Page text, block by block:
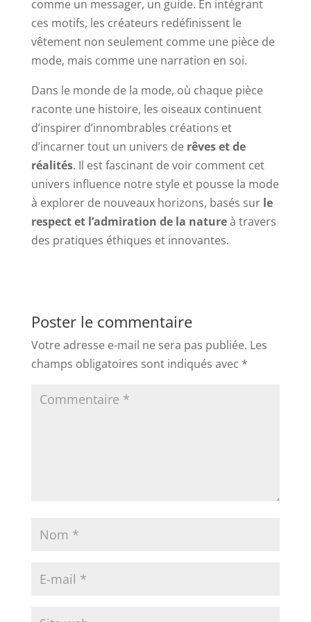
comme un messager, un guide. En intégrant
ces motifs, les créateurs redéfinissent le
vêtement non seulement comme une pièce de
mode, mais comme une narration en soi.
Dans le monde de la mode, où chaque pièce
raconte une histoire, les oiseaux continuent
d’inspirer d’innombrables créations et
d’incarner tout un univers de rêves et de
réalités. Il est fascinant de voir comment cet
univers influence notre style et pousse la mode
à explorer de nouveaux horizons, basés sur le
respect et l’admiration de la natureà travers
des pratiques éthiques et innovantes.
Poster le commentaire
Votre adresse e-mail ne sera pas publiée. Les
champs obligatoires sont indiqués avec *